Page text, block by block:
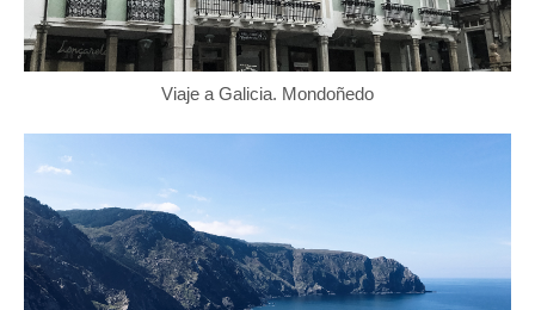
Viaje a Galicia. Mondoñedo